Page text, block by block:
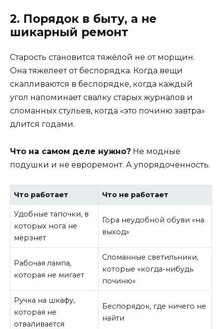
2. Порядок в быту, а не
шикарный ремонт
Старость становится тяжёлой не от морщин.
Она тяжелеет от беспорядка. Когда вещи
скапливаются в беспорядке, когда каждый
угол напоминает свалку старых журналов и
сломанных стульев, когда «это починю завтра»
длится годами.
Что на самом деле нужно? Не модные
подушки и не евроремонт. А упорядоченность.
Что работает Что не работает
Удобные тапочки, в
которых нога не
мёрзнет
Гора неудобной обуви «на
выход»
Рабочая лампа,
которая не мигает
Сломанные светильники,
которые «когда-нибудь
починю»
Ручка на шкафу,
которая не
отваливается
Беспорядок, где ничего не
найти